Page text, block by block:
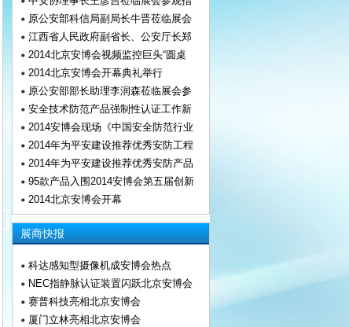
原公安部科信局副局长牛晋莅临展会
江西省人民政府副省长、公安厅长郑
2014北京安博会视频监控巨头“圆桌
2014北京安博会开幕典礼举行
原公安部部长助理李润森莅临展会参
安全技术防范产品强制性认证工作新
2014安博会现场《中国安全防范行业
2014年为平安建设推荐优秀安防工程
2014年为平安建设推荐优秀安防产品
95款产品入围2014安博会第五届创新
2014北京安博会开幕
展商快报
科达感知型摄像机成安博会热点
NEC指静脉认证装置闪跃北京安博会
赛普科技亮相北京安博会
厦门立林亮相北京安博会